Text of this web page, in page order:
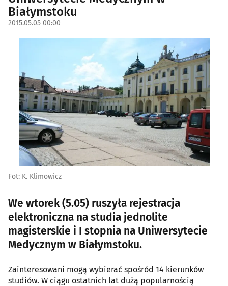
Białymstoku
2015.05.05 00:00
Fot: K. Klimowicz
We wtorek (5.05) ruszyła rejestracja
elektroniczna na studia jednolite
magisterskie i I stopnia na Uniwersytecie
Medycznym w Białymstoku.
Zainteresowani mogą wybierać spośród 14 kierunków
studiów. W ciągu ostatnich lat dużą popularnością